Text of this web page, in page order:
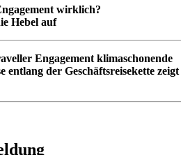
wirklich?
Hebel auf
Engagement klimaschonende
entlang der Geschäftsreisekette zeigt